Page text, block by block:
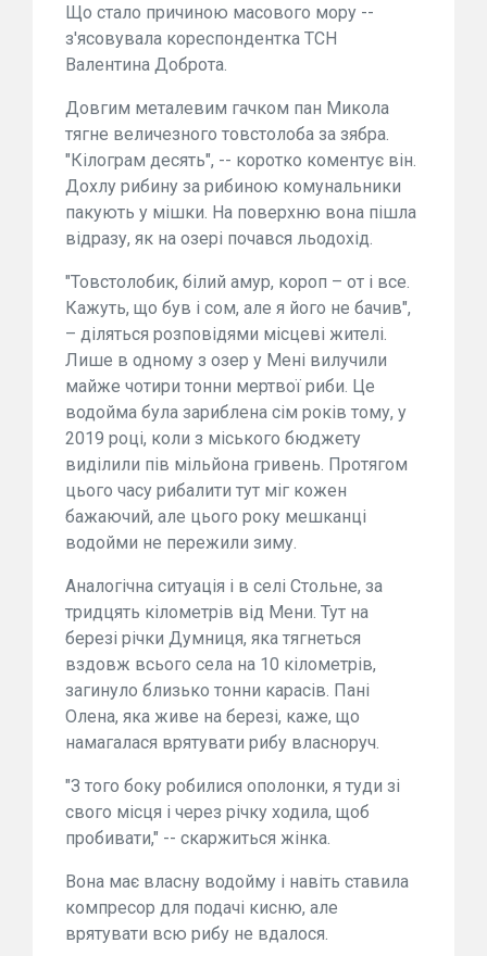
Що стало причиною масового мору --
з'ясовувала кореспондентка ТСН
Валентина Доброта.
Довгим металевим гачком пан Микола
тягне величезного товстолоба за зябра.
"Кілограм десять", -- коротко коментує він.
Дохлу рибину за рибиною комунальники
пакують у мішки. На поверхню вона пішла
відразу, як на озері почався льодохід.
"Товстолобик, білий амур, короп – от і все.
Кажуть, що був і сом, але я його не бачив",
– діляться розповідями місцеві жителі.
Лише в одному з озер у Мені вилучили
майже чотири тонни мертвої риби. Це
водойма була зариблена сім років тому, у
2019 році, коли з міського бюджету
виділили пів мільйона гривень. Протягом
цього часу рибалити тут міг кожен
бажаючий, але цього року мешканці
водойми не пережили зиму.
Аналогічна ситуація і в селі Стольне, за
тридцять кілометрів від Мени. Тут на
березі річки Думниця, яка тягнеться
вздовж всього села на 10 кілометрів,
загинуло близько тонни карасів. Пані
Олена, яка живе на березі, каже, що
намагалася врятувати рибу власноруч.
"З того боку робилися ополонки, я туди зі
свого місця і через річку ходила, щоб
пробивати," -- скаржиться жінка.
Вона має власну водойму і навіть ставила
компресор для подачі кисню, але
врятувати всю рибу не вдалося.